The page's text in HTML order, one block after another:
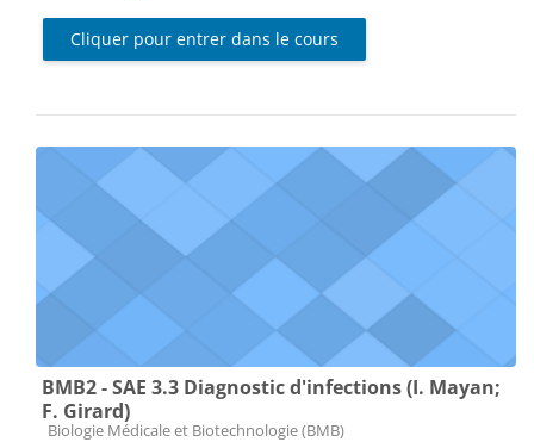
Cliquer pour entrer dans le cours
BMB2 - SAE 3.3 Diagnostic d'infections (I. Mayan;
F. Girard)
Catégorie de cours
Biologie Médicale et Biotechnologie (BMB)